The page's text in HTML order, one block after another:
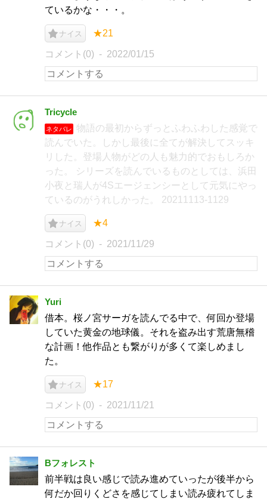
ているかな・・・。
ナイス ★21
コメント(0) 2022/01/15
Tricycle
ネタバレ
物語の最初からずっとふわふわした感覚で
読んでいた。しかし最後に全てが解決してスッキ
リした。登場人物がどの人も魅力的でおもしろか
った。 シリーズを読んでいるものとしては、浜田
小夜と瑞人が4Sエージェンシーとして元気にやっ
ているのがうれしかった。 20211113-1129
ナイス ★4
コメント(0) 2021/11/29
Yuri
借本。桜ノ宮サーガを読んでる中で、何回か登場
していた黄金の地球儀。それを盗み出す荒唐無稽
な計画！他作品とも繋がりが多くて楽しめまし
た。
ナイス ★17
コメント(0) 2021/11/21
Bフォレスト
前半戦は良い感じで読み進めていったが後半から
何だか回りくどさを感じてしまい読み疲れてしま